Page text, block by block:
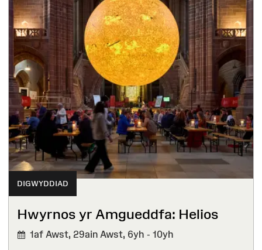
DIGWYDDIAD
Hwyrnos yr Amgueddfa: Helios
1af Awst, 29ain Awst, 6yh - 10yh